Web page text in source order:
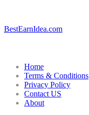
BestEarnIdea.com
Home
Terms & Conditions
Privacy Policy
Contact US
About